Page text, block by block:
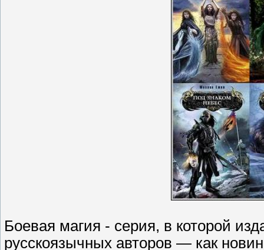
Боевая магия - серия, в которой
русскоязычных авторов — как